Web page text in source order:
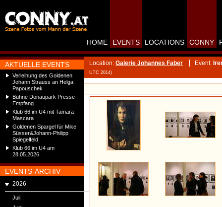
AKTUELLE EVENTS
Verleihung des Goldenen
Johann Strauss an Helga
Papouschek
Bühne Donaupark Presse-
Empfang
Klub 66 im U4 mit Tamara
Mascara
Goldenen Spargel für Mike
Süsser&Johann-Philipp
Spiegelfeld
Klub 66 im U4 am
28.05.2026
EVENTS-ARCHIV
2026
Juli
HOME EVENTS LOCATIONS CONNY
Location: Galerie Johannes Faber Event:
UTC 2014)